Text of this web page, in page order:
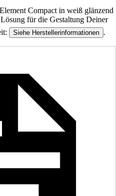
Compact in weiß glänzend
für die Gestaltung Deiner
Siehe Herstellerinformationen .